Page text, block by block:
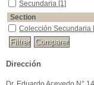
Secundaria [1]
Section
Colección Secundaria
Dirección